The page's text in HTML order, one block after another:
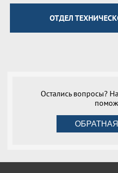
ОТДЕЛ
Остались вопросы?